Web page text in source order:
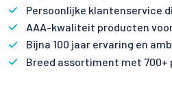
Persoonlijke klantenservice
AAA-kwaliteit producten
Bijna 100 jaar ervaring en
Breed assortiment met 700+